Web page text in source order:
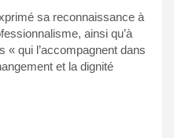
sa reconnaissance à
ainsi qu’à
qui l’accompagnent dans
et la dignité